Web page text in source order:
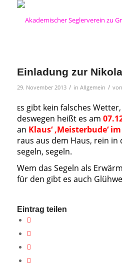
Einladung zur
29. November 2013 / in Allgemein / von
Es gibt kein falsches
deswegen heißt es am
an Klaus‘ ‚Meisterbude‘
raus aus dem Haus, rein in
segeln, segeln.
Wem das Segeln als
für den gibt es auch
Eintrag teilen